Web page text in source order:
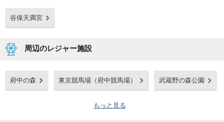
谷保天満宮
周辺のレジャー施設
府中の森 東京競馬場（府中競馬場） 武蔵野の森公園
もっと見る